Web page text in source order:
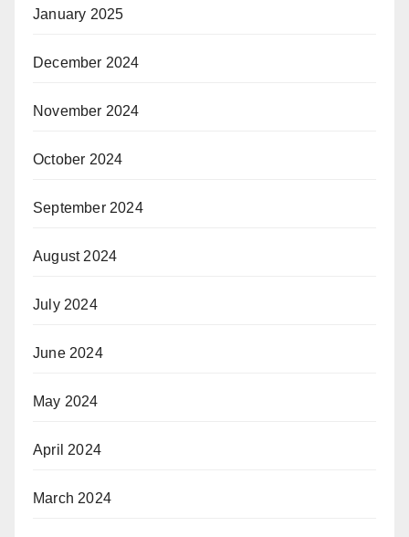
January 2025
December 2024
November 2024
October 2024
September 2024
August 2024
July 2024
June 2024
May 2024
April 2024
March 2024